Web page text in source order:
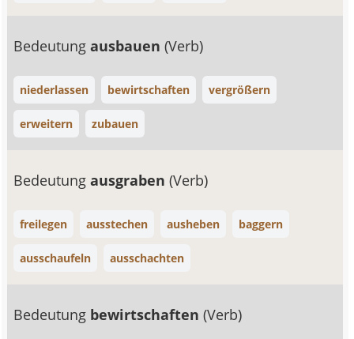
Bedeutungausbauen(Verb)
niederlassen bewirtschaften vergrößern
erweitern zubauen
Bedeutungausgraben(Verb)
freilegen ausstechen ausheben baggern
ausschaufeln ausschachten
Bedeutung bewirtschaften(Verb)